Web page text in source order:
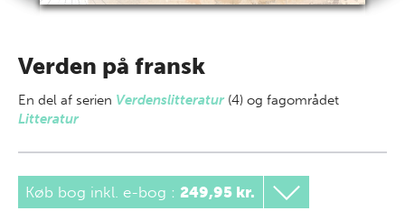
Verden på fransk
En del af serien Verdenslitteratur (4) og fagområdet
Litteratur
Køb bog inkl. e-bog : 249,95 kr.